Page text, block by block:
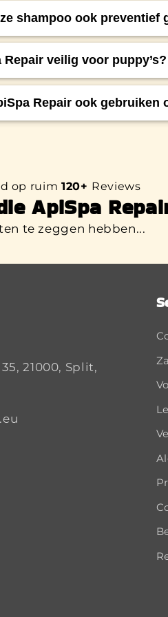
om de 2–3 dagen)
shampoo ook preventief
Repair is veilig voor
bij een gevoelige
Repair veilig voor puppy’s?
is zacht en veilig
Repair ook gebruiken
op ruim 120+ Reviews
ApiSpa
te zeggen hebben...
21000, Split,